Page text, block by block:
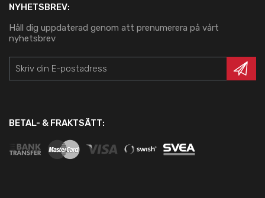
NYHETSBREV:
Håll dig uppdaterad genom att prenumerera på vårt
nyhetsbrev
BETAL- & FRAKTSÄTT: